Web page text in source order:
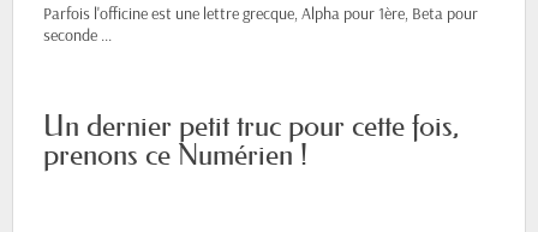
Parfois l'officine est une lettre grecque, Alpha pour 1ère, Beta pour
seconde ...
Un dernier petit truc pour cette fois,
prenons ce Numérien !